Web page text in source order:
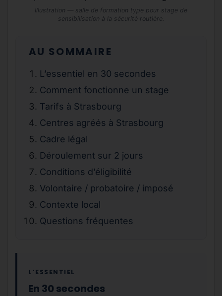
Illustration — salle de formation type pour stage de
sensibilisation à la sécurité routière.
AU SOMMAIRE
L’essentiel en 30 secondes
Comment fonctionne un stage
Tarifs à Strasbourg
Centres agréés à Strasbourg
Cadre légal
Déroulement sur 2 jours
Conditions d’éligibilité
Volontaire / probatoire / imposé
Contexte local
Questions fréquentes
L’ESSENTIEL
En 30 secondes